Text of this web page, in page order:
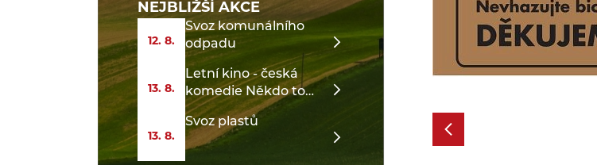
NEJBLIŽŠÍ AKCE
12. 8.
Svoz komunálního
odpadu
13. 8.
Letní kino - česká
komedie Někdo to
rád v Plzni
13. 8.
Svoz plastů